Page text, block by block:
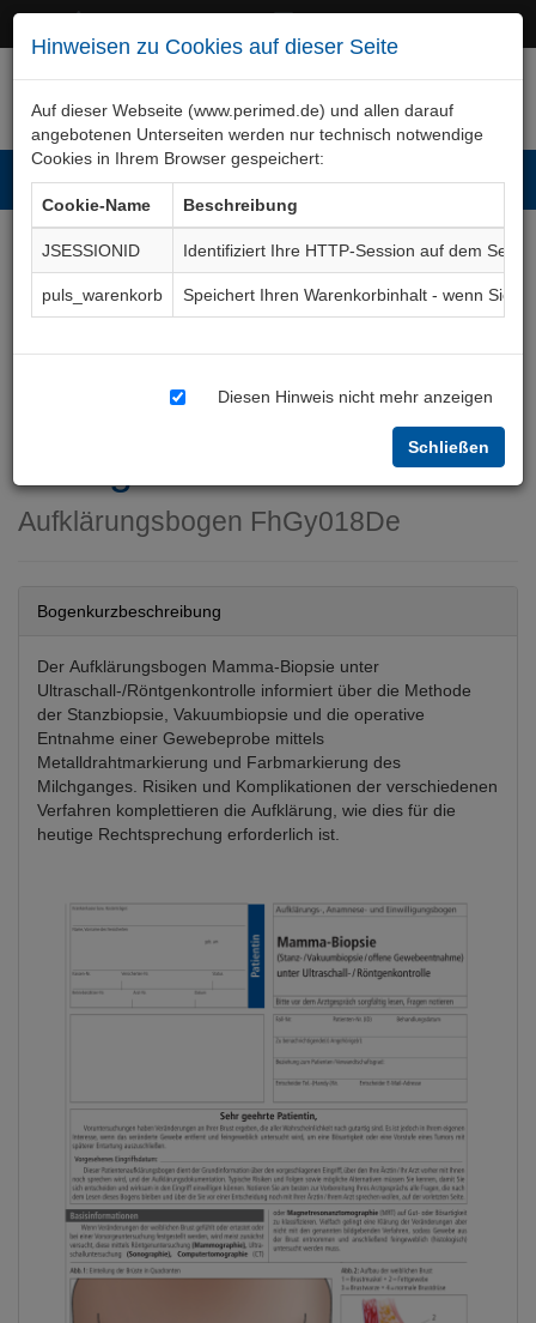
Hinweisen zu Cookies auf dieser Seite
Auf dieser Webseite (www.perimed.de) und allen darauf
angebotenen Unterseiten werden nur technisch notwendige
Cookies in Ihrem Browser gespeichert:
Cookie-Name
Beschreibung
JSESSIONID
Identifiziert Ihre HTTP-Session auf dem Server
puls_warenkorb
Speichert Ihren Warenkorbinhalt - wenn Sie
Diesen Hinweis nicht mehr anzeigen
Schließen
Mamma-Biopsie (Stanz- /
Vakuumbiopsie / offene
Gewebeentnahme) unter
Ultraschall- /
Aufklärungsbogen FhGy018De
Bogenkurzbeschreibung
Der Aufklärungsbogen Mamma-Biopsie unter
Ultraschall-/Röntgenkontrolle informiert über die Methode
der Stanzbiopsie, Vakuumbiopsie und die operative
Entnahme einer Gewebeprobe mittels
Metalldrahtmarkierung und Farbmarkierung des
Milchganges. Risiken und Komplikationen der verschiedenen
Verfahren komplettieren die Aufklärung, wie dies für die
heutige Rechtsprechung erforderlich ist.